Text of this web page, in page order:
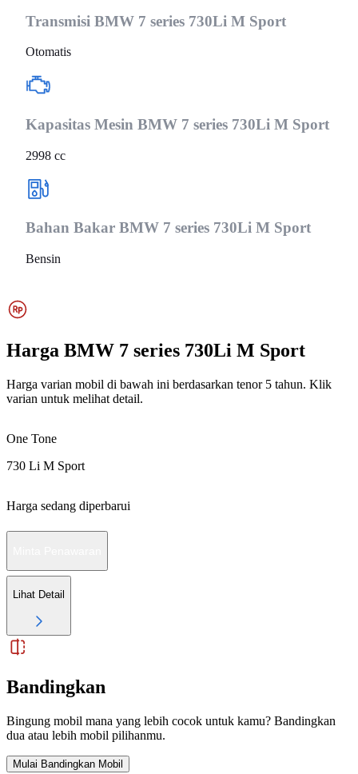
Transmisi BMW 7 series 730Li M Sport
Otomatis
Kapasitas Mesin BMW 7 series 730Li M Sport
2998 cc
Bahan Bakar BMW 7 series 730Li M Sport
Bensin
Harga BMW 7 series 730Li M Sport
Harga varian mobil di bawah ini berdasarkan tenor 5 tahun. Klik
varian untuk melihat detail.
One Tone
730 Li M Sport
Harga sedang diperbarui
Lihat Detail
Bandingkan
Bingung mobil mana yang lebih cocok untuk kamu? Bandingkan
dua atau lebih mobil pilihanmu.
Mulai Bandingkan Mobil